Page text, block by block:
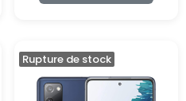
Rupture de stock